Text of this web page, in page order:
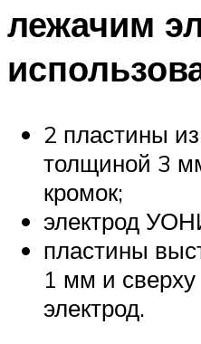
лежачим
2 пластины
толщиной 3
кромок;
электрод
пластины
1 мм и
электрод.